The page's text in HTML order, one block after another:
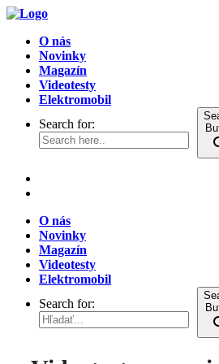
O nás
Novinky
Magazín
Videotesty
Elektromobil
Search for:
O nás
Novinky
Magazín
Videotesty
Elektromobil
Search for: